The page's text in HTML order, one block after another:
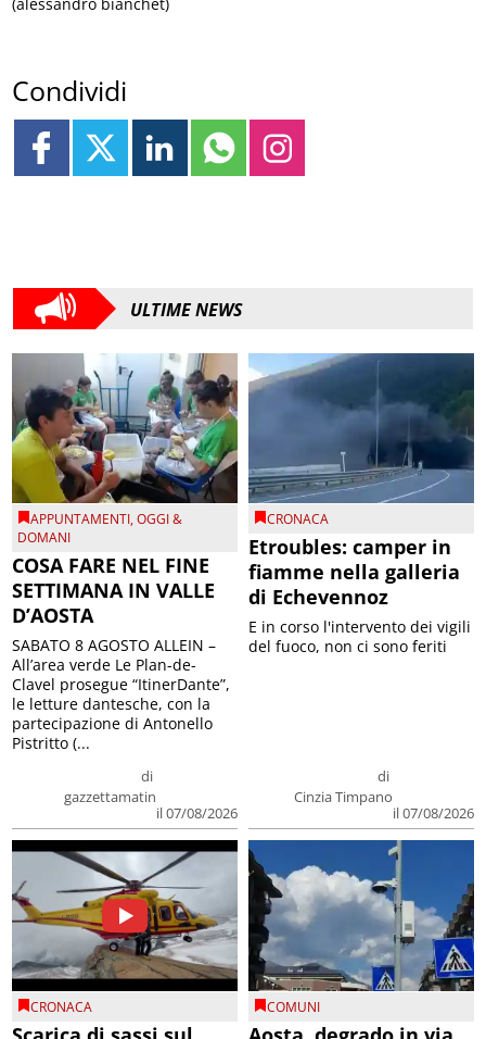
Condividi
ULTIME NEWS
APPUNTAMENTI,OGGI &
DOMANI
COSA FARE NEL FINE
SETTIMANA IN VALLE
D’AOSTA
di
gazzettamatin
il 07/08/2026
SABATO 8 AGOSTO ALLEIN –
All’area verde Le Plan-de-
Clavel prosegue “ItinerDante”,
le letture dantesche, con la
partecipazione di Antonello
Pistritto (...
CRONACA
Etroubles: camper in
fiamme nella galleria
di Echevennoz
di
Cinzia Timpano
il 07/08/2026
E in corso l'intervento dei vigili
del fuoco, non ci sono feriti
CRONACA COMUNI